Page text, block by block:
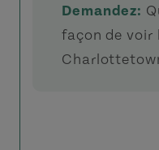
Demandez:
façon de voir